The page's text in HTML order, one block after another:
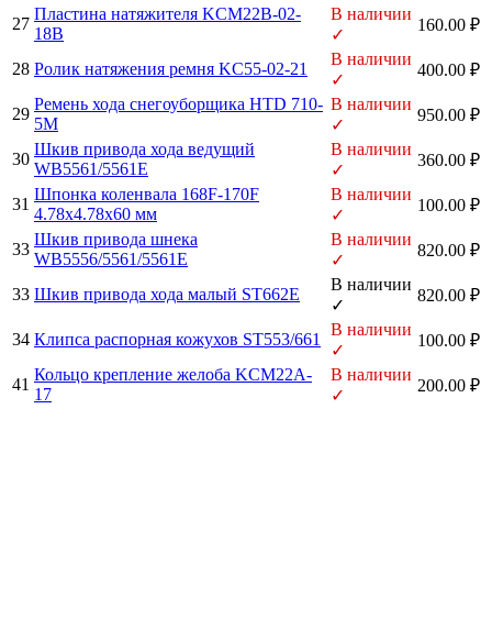
27
Пластина натяжителя KCM22B-02-
18B
В наличии
✓
160.00 ₽
28 Ролик натяжения ремня KC55-02-21
В наличии
✓
400.00 ₽
29
Ремень хода снегоуборщика HTD 710-
5M
В наличии
✓
950.00 ₽
30
Шкив привода хода ведущий
WB5561/5561E
В наличии
✓
360.00 ₽
31
Шпонка коленвала 168F-170F
4.78х4.78х60 мм
В наличии
✓
100.00 ₽
33
Шкив привода шнека
WB5556/5561/5561E
В наличии
✓
820.00 ₽
33 Шкив привода хода малый ST662E
В наличии
✓
820.00 ₽
34 Клипса распорная кожухов ST553/661
В наличии
✓
100.00 ₽
41
Кольцо крепление желоба KCM22A-
17
В наличии
✓
200.00 ₽